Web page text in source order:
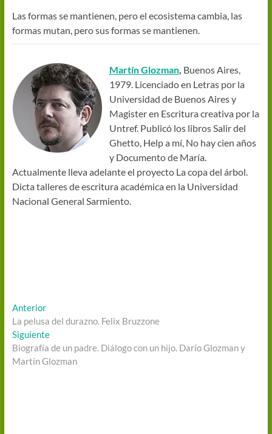
Las formas se mantienen, pero el ecosistema cambia, las
formas mutan, pero sus formas se mantienen.
Martín Glozman, Buenos Aires,
1979. Licenciado en Letras por la
Universidad de Buenos Aires y
Magister en Escritura creativa por la
Untref. Publicó los libros Salir del
Ghetto, Help a mí, No hay cien años
y Documento de María.
Actualmente lleva adelante el proyecto La copa del árbol.
Dicta talleres de escritura académica en la Universidad
Nacional General Sarmiento.
Navegación
de
entradas
AnteriorEntrada
anterior:
La pelusa del durazno. Felix Bruzzone
SiguienteEntrada
siguiente:
Biografía de un padre. Diálogo con un hijo. Darío Glozman y
Martín Glozman